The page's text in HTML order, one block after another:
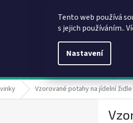
Tento web používá
s jejich používáním..
Nastavení
Vzorované potahy na jídelní židle